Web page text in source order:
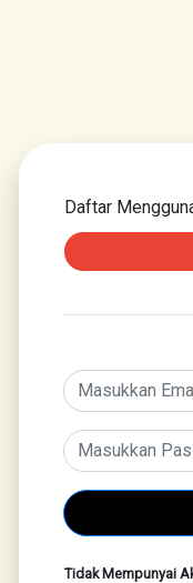
Daftar
Tidak Mempunyai